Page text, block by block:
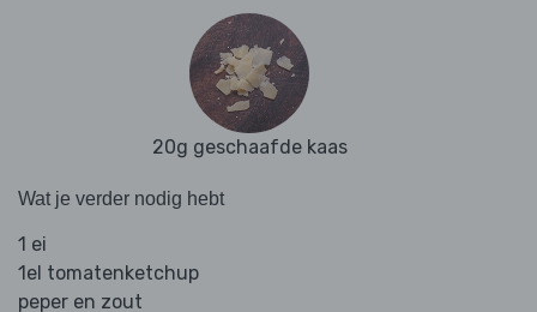
20g geschaafde kaas
Wat je verder nodig hebt
1 ei
1el tomatenketchup
peper en zout